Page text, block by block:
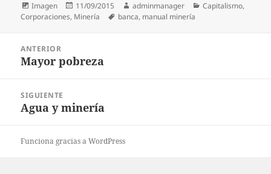
Formato
Imagen
Publicado
el
11/09/2015 Autor
adminmanager Categorías
Capitalismo,
Corporaciones, Minería Etiquetas
banca, manual minería
entradas
ANTERIOR
Entrada
Mayor pobreza
SIGUIENTE
Entrada
Agua y minería
Funciona gracias a WordPress